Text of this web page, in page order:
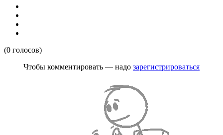
(0 голосов)
Чтобы комментировать — надо зарегистрироваться